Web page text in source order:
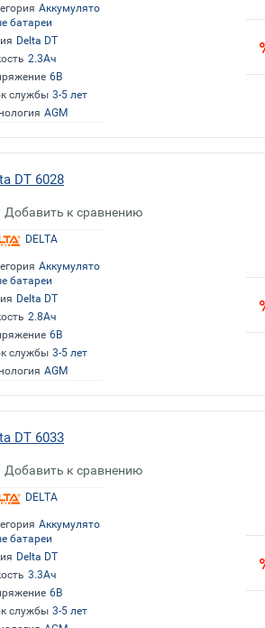
Аккумулято
батареи
Delta DT
2.3Ач
6В
службы 3-5 лет
AGM
DT 6028
Добавить к сравнению
DELTA
Аккумулято
батареи
Delta DT
2.8Ач
6В
службы 3-5 лет
AGM
DT 6033
Добавить к сравнению
DELTA
Аккумулято
батареи
Delta DT
3.3Ач
6В
службы 3-5 лет